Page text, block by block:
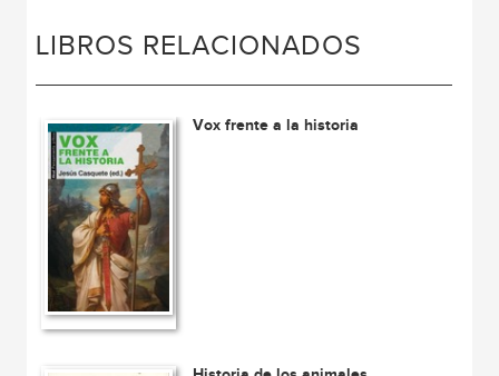
LIBROS RELACIONADOS
Vox frente a la historia